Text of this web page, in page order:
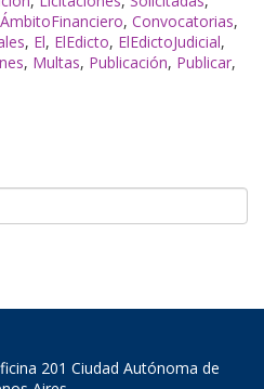
ÁmbitoFinanciero, Convocatorias,
, El, ElEdicto, ElEdictoJudicial,
, Multas, Publicación, Publicar,
201 Ciudad Autónoma de